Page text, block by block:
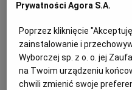
SŁÓWKA.
MIĘSO MIELONE PIECZENIE
Magazyn
Rolada z
Prywatności Agora S.A.
Poprzez kliknięcie
zainstalowanie i
Wyborczej sp. z o. o. jej
na Twoim urządzeniu
chwili zmienić swoje